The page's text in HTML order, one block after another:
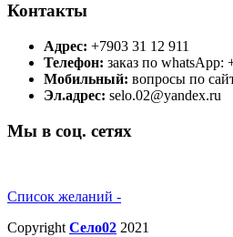
Контакты
Адрес: +7903 31 12 911
Телефон: заказ по whatsApp:
Мобильный: вопросы по
Эл.адрес: selo.02@yandex.ru
Мы в соц. сетях
Список желаний -
Copyright Село02 2021